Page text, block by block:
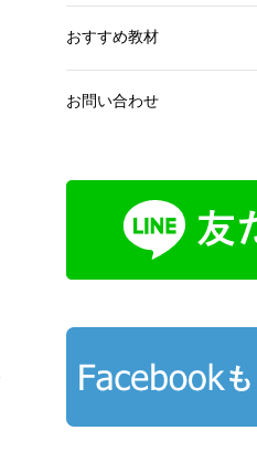
おすすめ教材
お問い合わせ